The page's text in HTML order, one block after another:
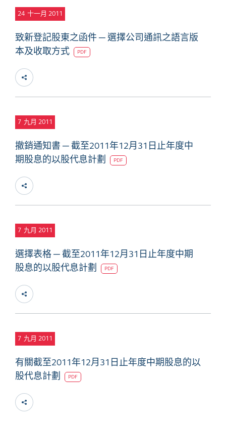
24 十一月 2011
致新登記股東之函件 ─ 選擇公司通訊之語言版
本及收取方式
PDF
7 九月 2011
撤銷通知書 ─ 截至2011年12月31日止年度中
期股息的以股代息計劃
PDF
7 九月 2011
選擇表格 ─ 截至2011年12月31日止年度中期
股息的以股代息計劃
PDF
7 九月 2011
有關截至2011年12月31日止年度中期股息的以
股代息計劃
PDF